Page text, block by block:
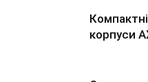
корпуси